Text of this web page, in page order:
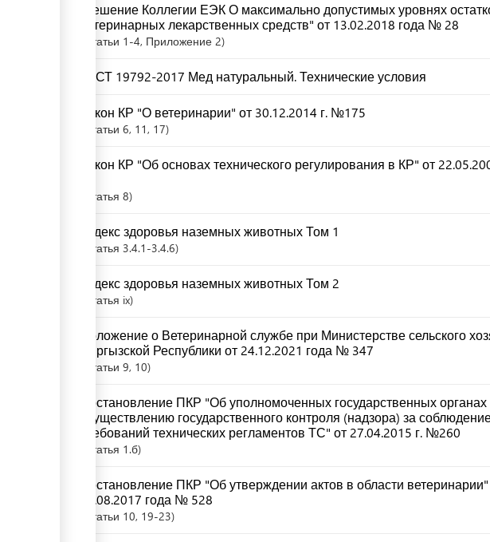
"Решение Коллегии ЕЭК О максимально допустимых уровнях
ветеринарных лекарственных средств" от 13.02.2018 года № 28
Статьи 1-4, Приложение 2
ГОСТ 19792-2017 Мед натуральный. Технические условия
Закон КР "О ветеринарии" от 30.12.2014 г. №175
Статьи 6, 11, 17
Закон КР "Об основах технического регулирования в КР" от
Статья 8
Кодекс здоровья наземных животных Том 1
Статья 3.4.1-3.4.6
Кодекс здоровья наземных животных Том 2
Статья ix
Положение о Ветеринарной службе при Министерстве сельского
Кыргызской Республики от 24.12.2021 года № 347
Статьи 9, 10
Постановление ПКР "Об уполномоченных государственных органах
осуществлению государственного контроля (надзора) за
требований технических регламентов ТС" от 27.04.2015 г. №260
Статья 1.б
Постановление ПКР "Об утверждении актов в области
24.08.2017 года № 528
Статьи 10, 19-23